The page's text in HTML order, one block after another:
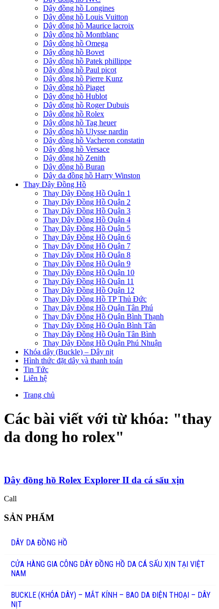
Dây đồng hồ Longines
Dây đồng hồ Louis Vuitton
Dây đồng hồ Maurice lacroix
Dây đồng hồ Montblanc
Dây đồng hồ Omega
Dây đồng hồ Bovet
Dây đồng hồ Patek phillippe
Dây đồng hồ Paul picot
Dây đồng hồ Pierre Kunz
Dây đồng hồ Piaget
Dây đồng hồ Hublot
Dây đồng hồ Roger Dubuis
Dây đồng hồ Rolex
Dây đồng hồ Tag heuer
Dây đồng hồ Ulysse nardin
Dây đồng hồ Vacheron constatin
Dây đồng hồ Versace
Dây đồng hồ Zenith
Dây đồng hồ Buran
Dây da đồng hồ Harry Winston
Thay Dây Đồng Hồ
Thay Dây Đồng Hồ Quận 1
Thay Dây Đồng Hồ Quận 2
Thay Dây Đồng Hồ Quận 3
Thay Dây Đồng Hồ Quận 4
Thay Dây Đồng Hồ Quận 5
Thay Dây Đồng Hồ Quận 6
Thay Dây Đồng Hồ Quận 7
Thay Dây Đồng Hồ Quận 8
Thay Dây Đồng Hồ Quận 9
Thay Dây Đồng Hồ Quận 10
Thay Dây Đồng Hồ Quận 11
Thay Dây Đồng Hồ Quận 12
Thay Dây Đồng Hồ TP Thủ Đức
Thay Dây Đồng Hồ Quận Tân Phú
Thay Dây Đồng Hồ Quận Bình Thạnh
Thay Dây Đồng Hồ Quận Bình Tân
Thay Dây Đồng Hồ Quận Tân Bình
Thay Dây Đồng Hồ Quận Phú Nhuận
Khóa dây (Buckle) – Dây nịt
Hình thức đặt dây và thanh toán
Tin Tức
Liên hệ
Trang chủ
Các bài viết với từ khóa: "thay
da dong ho rolex"
Dây đồng hồ Rolex Explorer II da cá sấu xịn
Call
SẢN PHẨM
DÂY DA ĐỒNG HỒ
CỬA HÀNG GIA CÔNG DÂY ĐỒNG HỒ DA CÁ SẤU XỊN TẠI VIỆT
NAM
BUCKLE (KHÓA DÂY) – MẮT KÍNH – BAO DA ĐIỆN THOẠI – DÂY
NỊT